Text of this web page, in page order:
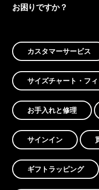
お困りですか？
カスタマーサービス
サイズチャート・フ
お手入れと修理
サインイン
ギフトラッピング